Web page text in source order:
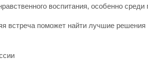
воспитания, особенно
встреча поможет найти лучшие